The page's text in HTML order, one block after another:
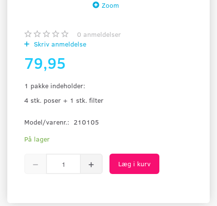
Zoom
0 anmeldelser
Skriv anmeldelse
79,95
1 pakke indeholder:
4 stk. poser + 1 stk. filter
Model/varenr.: 210105
På lager
Læg i kurv